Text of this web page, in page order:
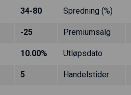
34-80 Spredning (%)
-25 Premiumsalg
10.00% Utløpsdato
5 Handelstider